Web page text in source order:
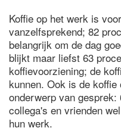
Koffie op het werk is
vanzelfsprekend; 82
belangrijk om de dag
blijkt maar liefst 63
koffievoorziening; de
kunnen. Ook is de
onderwerp van
collega's en vrienden
hun werk.